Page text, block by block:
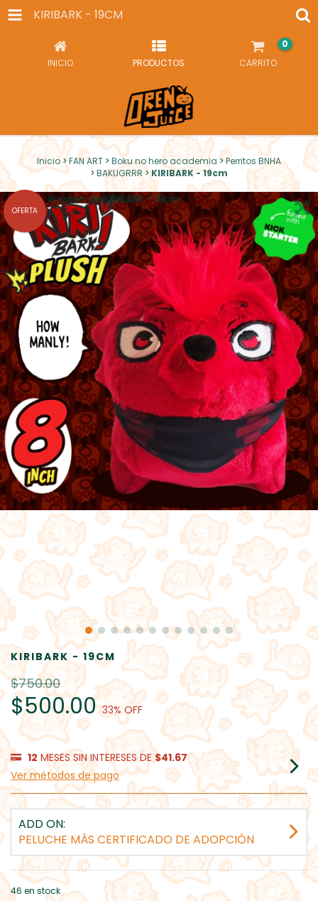
KIRIBARK - 19CM
INICIO PRODUCTOS CARRITO
0
Inicio >FAN ART > Boku no hero academia >Perritos BNHA
> BAKUGRRR >KIRIBARK - 19cm
OFERTA
KIRIBARK - 19CM
$750.00
$500.0033% OFF
12 MESES SIN INTERESES DE $41.67
Ver métodos de pago
ADD ON:
PELUCHE MÁS CERTIFICADO DE ADOPCIÓN
46 en stock